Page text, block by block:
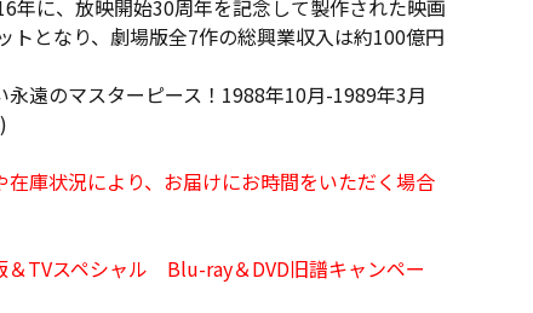
年に、放映開始30周年を記念して製作された映画
トとなり、劇場版全7作の総興業収入は約100億円
永遠のマスターピース！1988年10月-1989年3月
庫状況により、お届けにお時間をいただく場合
＆TVスペシャル Blu-ray＆DVD旧譜キャンペー